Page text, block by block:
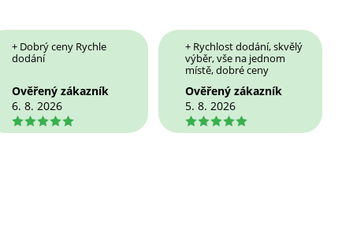
+ Dobrý ceny Rychle
dodání
Ověřený zákazník
6. 8. 2026
5
+ Rychlost dodání, skvělý
výběr, vše na jednom
místě, dobré ceny
Ověřený zákazník
5. 8. 2026
5